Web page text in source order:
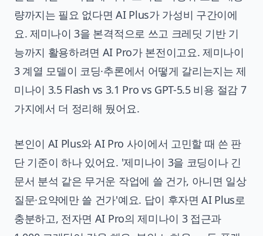
량까지는 필요 없다면 AI Plus가 가성비 구간이에
요. 제미나이 3을 본격적으로 쓰고 크레딧 기반 기
능까지 활용하려면 AI Pro가 본전이고요. 제미나이
3 계열 모델이 코딩·추론에서 어떻게 갈리는지는제
미나이 3.5 Flash vs 3.1 Pro vs GPT-5.5 비용 절감 7
가지에서 더 정리해 뒀어요.
본인이 AI Plus와 AI Pro 사이에서 고민할 때 쓴 판
단 기준이 하나 있어요. '제미나이 3을 코딩이나 긴
문서 분석 같은 무거운 작업에 쓸 건가, 아니면 일상
질문·요약에만 쓸 건가'예요. 답이 후자면 AI Plus로
충분하고, 전자면 AI Pro의 제미나이 3 접근과